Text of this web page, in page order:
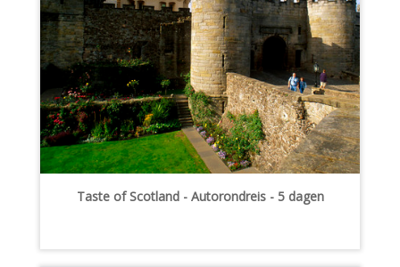
Taste of Scotland - Autorondreis - 5 dagen